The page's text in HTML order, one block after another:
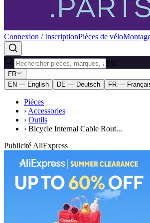
Connexion / InscriptionPièces de vélo
ESC
FR
EN — English
DE — Deutsch FR —
Pièces
› Accessories
› Outils
› Bicycle Internal Cable Rout...
Publicité AliExpress